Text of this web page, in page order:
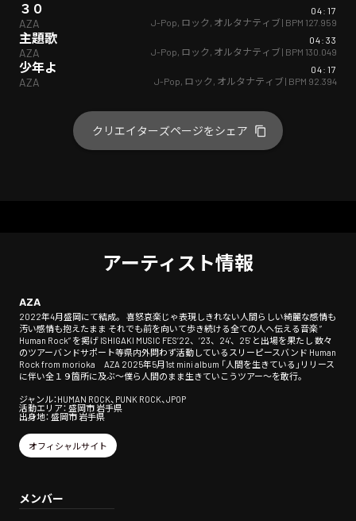
３０
AZA
04:17
J-Pop ロック オルタナティブ| BPM 127.959
主題歌
AZA
04:33
J-Pop ロック オルタナティブ| BPM 130.049
少年よ
AZA
04:17
J-Pop ロック オルタナティブ| BPM 92.394
クリエイターズページをシェア
アーティスト情報
AZA
2022年4月盛岡にて結成。 喜怒哀楽じゃ表現しきれない人間らしい綺麗な感情も
汚い感情も抱えたまま それでも前を向いて歩き続ける全ての人へ伝える音楽 ”
Human Rock” を掲げ ISHIGAKI MUSIC FES’22、’23、24'、25' と出場を果たし 数々
のツアーバンドサポート等県内外問わず活動しているスリーピースバンド Human
Rock from morioka AZA 2025年5月1st mini album 「人間を生きている」リリース
に伴い全１９箇所に及ぶ〜僕ら人間のまま生きていこうツアー〜を敢行。
ジャンル：HUMAN ROCK、PUNK ROCK、JPOP
活動エリア： 盛岡市 岩手県
出身地： 盛岡市 岩手県
オフィシャルサイト
メンバー